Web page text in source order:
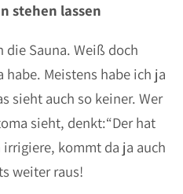
stehen lassen
die Sauna. Weiß doch
habe. Meistens habe ich ja
sieht auch so keiner. Wer
sieht, denkt:“Der hat
kommt da ja auch
weiter raus!